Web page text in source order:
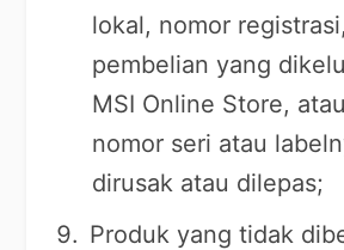
lokal, nomor
pembelian yang
MSI Online Store,
nomor seri atau
dirusak atau dilepas;
Produk yang tidak